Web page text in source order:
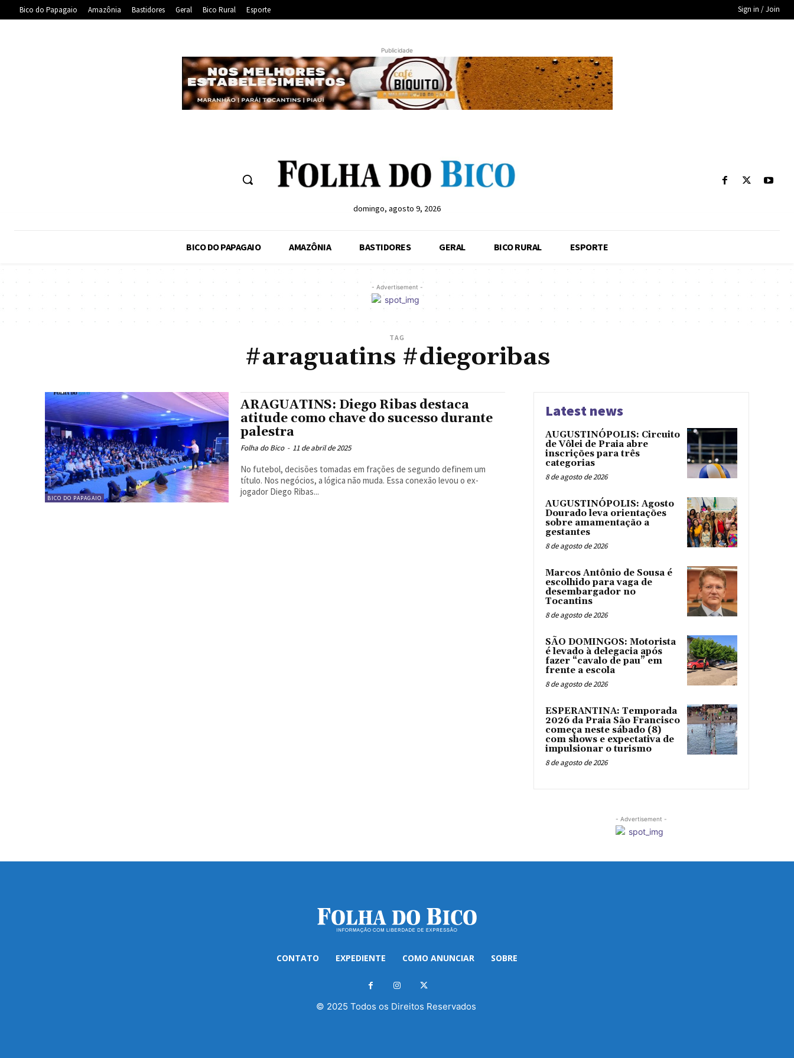
Bico do Papagaio Amazônia Bastidores Geral Bico Rural Esporte Sign in / Join
Publicidade
domingo, agosto 9, 2026
BICO DO PAPAGAIO AMAZÔNIA BASTIDORES GERAL BICO RURAL ESPORTE
- Advertisement -
TAG
#araguatins #diegoribas
BICO DO PAPAGAIO
ARAGUATINS: Diego Ribas destaca
atitude como chave do sucesso durante
palestra
Folha do Bico - 11 de abril de 2025
No futebol, decisões tomadas em frações de segundo definem um
título. Nos negócios, a lógica não muda. Essa conexão levou o ex-
jogador Diego Ribas...
Latest news
AUGUSTINÓPOLIS: Circuito
de Vôlei de Praia abre
inscrições para três
categorias
8 de agosto de 2026
AUGUSTINÓPOLIS: Agosto
Dourado leva orientações
sobre amamentação a
gestantes
8 de agosto de 2026
Marcos Antônio de Sousa é
escolhido para vaga de
desembargador no
Tocantins
8 de agosto de 2026
SÃO DOMINGOS: Motorista
é levado à delegacia após
fazer “cavalo de pau” em
frente a escola
8 de agosto de 2026
ESPERANTINA: Temporada
2026 da Praia São Francisco
começa neste sábado (8)
com shows e expectativa de
impulsionar o turismo
8 de agosto de 2026
- Advertisement -
CONTATO EXPEDIENTE COMO ANUNCIAR SOBRE
© 2025 Todos os Direitos Reservados